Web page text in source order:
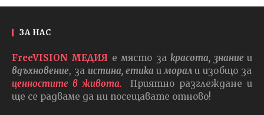
ЗА НАС
FreeVISION МЕДИЯ е място закрасота, знаниеи
вдъхновение, за истина, етика и морали изобщо за
ценностите в живота.
Приятно разглеждане и
ще се радваме да ни посещавате отново!